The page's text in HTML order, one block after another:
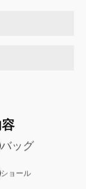
バッグ
ショール